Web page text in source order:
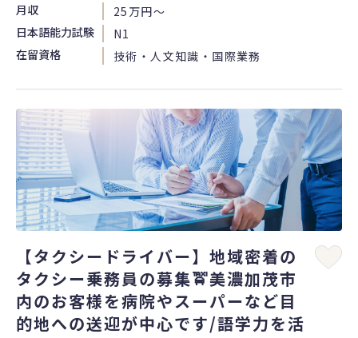
月収
25万円〜
日本語能力試験
N1
在留資格
技術・人文知識・国際業務
【タクシードライバー】地域密着の
タクシー乗務員の募集🚖美濃加茂市
内のお客様を病院やスーパーなど目
的地への送迎が中心です/語学力を活